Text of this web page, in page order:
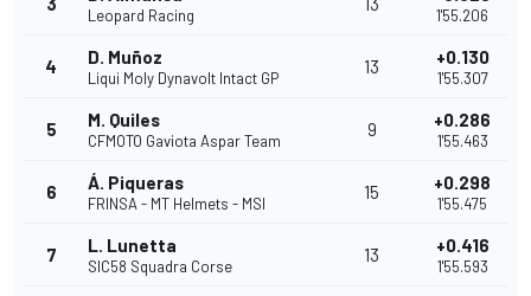
Leopard Racing 1'55.206
4 D. Muñoz
Liqui Moly Dynavolt Intact GP
13 +0.130
1'55.307
5 M. Quiles
CFMOTO Gaviota Aspar Team
9 +0.286
1'55.463
6 Á. Piqueras
FRINSA - MT Helmets - MSI
15 +0.298
1'55.475
7 L. Lunetta
SIC58 Squadra Corse
13 +0.416
1'55.593